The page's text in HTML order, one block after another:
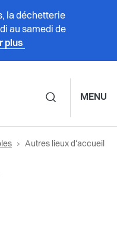
la déchetterie
au samedi de
plus
MENU
Page actuelle:
Autres lieux d'accueil